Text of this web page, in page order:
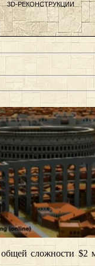
3D-РЕКОНСТРУКЦИИ
сложности